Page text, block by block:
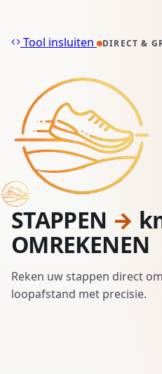
Tool insluiten DIRECT &
STAPPEN →
OMREKENEN
Reken uw stappen direct
loopafstand met precisie.